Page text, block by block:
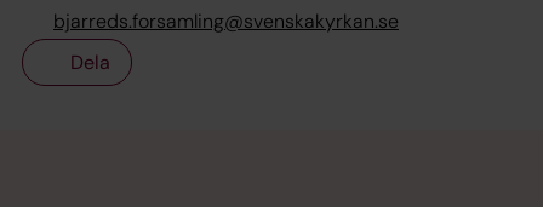
bjarreds.forsamling@svenskakyrkan.se
Dela